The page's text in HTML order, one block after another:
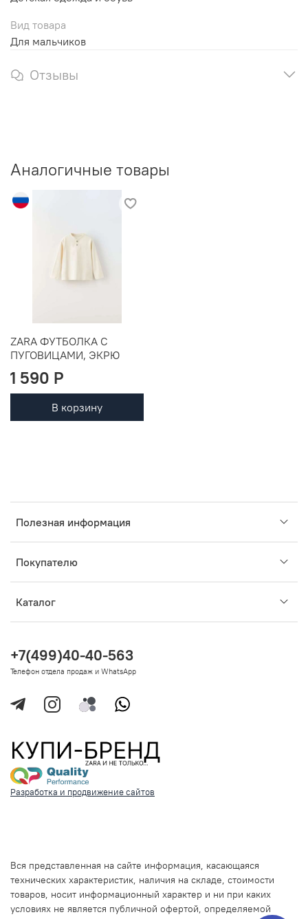
Вид товара
Для мальчиков
Отзывы
Аналогичные товары
ZARA ФУТБОЛКА С
ПУГОВИЦАМИ, ЭКРЮ
1 590 P
В корзину
Полезная информация
Покупателю
Каталог
+7(499)40-40-563
Телефон отдела продаж и WhatsApp
Разработка и продвижение сайтов
Вся представленная на сайте информация, касающаяся
технических характеристик, наличия на складе, стоимости
товаров, носит информационный характер и ни при каких
условиях не является публичной офертой, определяемой